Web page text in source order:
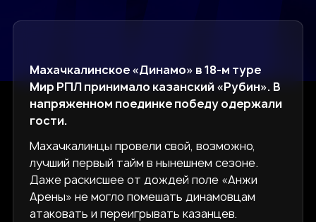
Махачкалинское «Динамо» в 18-м туре
Мир РПЛ принимало казанский «Рубин». В
напряженном поединке победу одержали
гости.
Махачкалинцы провели свой, возможно,
лучший первый тайм в нынешнем сезоне.
Даже раскисшее от дождей поле «Анжи
Арены» не могло помешать динамовцам
атаковать и переигрывать казанцев.